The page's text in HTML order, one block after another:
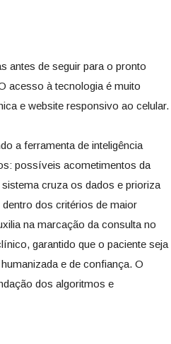
antes de seguir para o pronto
acesso à tecnologia é muito
e website responsivo ao celular.
a ferramenta de inteligência
possíveis acometimentos da
cruza os dados e prioriza
dos critérios de maior
na marcação da consulta no
garantido que o paciente seja
e de confiança. O
dos algoritmos e